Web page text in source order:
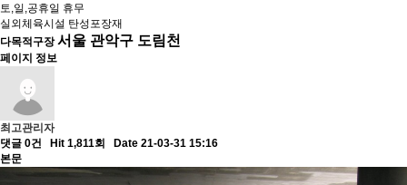
토,일,공휴일 휴무
실외체육시설 탄성포장재
다목적구장 서울 관악구 도림천
페이지 정보
최고관리자
댓글 0건
Hit 1,811회
Date 21-03-31 15:16
본문